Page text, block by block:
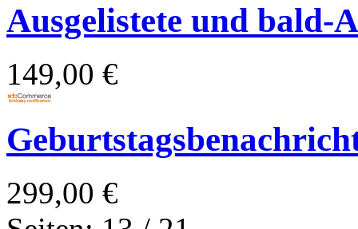
Ausgelistete und bald-
149,00 €
299,00 €